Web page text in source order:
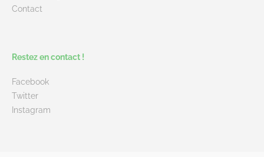
Contact
Restez en contact !
Facebook
Twitter
Instagram